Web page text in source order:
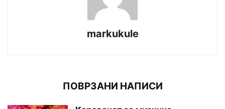
markukule
ПОВРЗАНИ НАПИСИ